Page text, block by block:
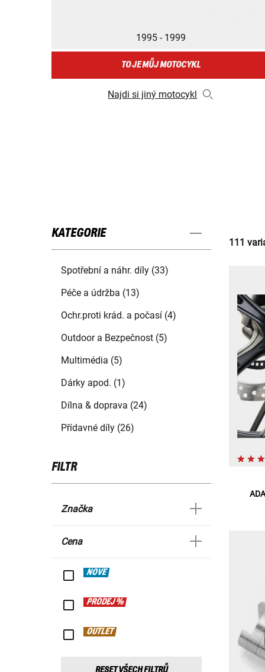
1995 - 1999
TO JE MŮJ MOTOCYKL
Najdi si jiný motocykl
KATEGORIE
Spotřební a náhr. díly (33)
Péče a údržba (13)
Ochr.proti krád. a počasí (4)
Outdoor a Bezpečnost (5)
Multimédia (5)
Dárky apod. (1)
Dílna & doprava (24)
Přídavné díly (26)
FILTR
Značka
Cena
NOVÉ
PRODEJ %
OUTLET
111